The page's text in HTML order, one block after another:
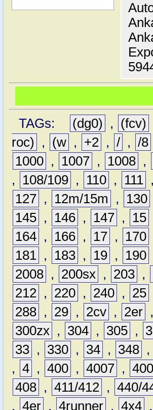
TAGs:
(dg0) , (fcv)
roc)
, (w , +2 , / , /8
1000 , 1007 , 1008 ,
,
108/109 , 110 , 111 ,
127 , 12m/15m , 130
145 , 146 , 147 , 15
164 , 166 , 17 , 170
181 , 183 , 19 , 190
2008 , 200sx , 203 ,
212 , 220 , 240 , 25
288 , 29 , 2cv , 2er ,
300zx , 304 , 305 ,
33 , 330 , 34 , 348 ,
, 4 , 400 , 4007 ,
408 , 411/412 , 440/
, 4er , 4runner , 4x4 ,